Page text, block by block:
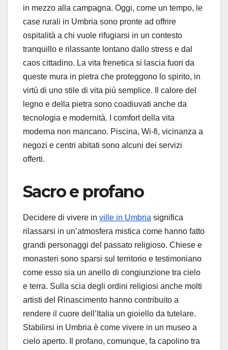
in mezzo alla campagna. Oggi, come un tempo, le
case rurali in Umbria sono pronte ad offrire
ospitalità a chi vuole rifugiarsi in un contesto
tranquillo e rilassante lontano dallo stress e dal
caos cittadino. La vita frenetica si lascia fuori da
queste mura in pietra che proteggono lo spirito, in
virtù di uno stile di vita più semplice. Il calore del
legno e della pietra sono coadiuvati anche da
tecnologia e modernità. I comfort della vita
moderna non mancano. Piscina, Wi-fi, vicinanza a
negozi e centri abitati sono alcuni dei servizi
offerti.
Sacro e profano
Decidere di vivere in ville in Umbria significa
rilassarsi in un’atmosfera mistica come hanno fatto
grandi personaggi del passato religioso. Chiese e
monasteri sono sparsi sul territorio e testimoniano
come esso sia un anello di congiunzione tra cielo
e terra. Sulla scia degli ordini religiosi anche molti
artisti del Rinascimento hanno contribuito a
rendere il cuore dell’Italia un gioiello da tutelare.
Stabilirsi in Umbria è come vivere in un museo a
cielo aperto. Il profano, comunque, fa capolino tra